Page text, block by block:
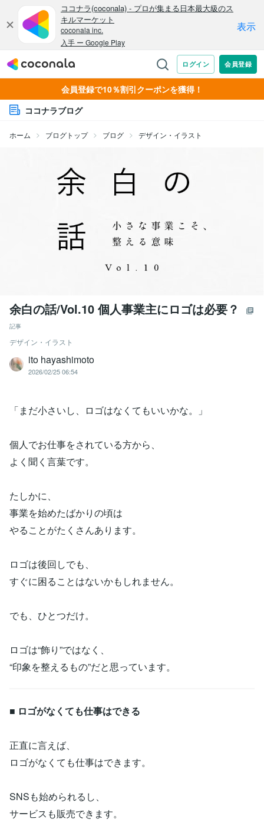
会員登録で10％割引クーポンを獲得！
ココナラブログ
ホーム ブログトップ ブログ デザイン・イラスト
余白の話/Vol.10 個人事業主にロゴは必要？
記事
デザイン・イラスト
ito hayashimoto
2026/02/25 06:54
「まだ小さいし、ロゴはなくてもいいかな。」
個人でお仕事をされている方から、
よく聞く言葉です。
たしかに、
事業を始めたばかりの頃は
やることがたくさんあります。
ロゴは後回しでも、
すぐに困ることはないかもしれません。
でも、ひとつだけ。
ロゴは“飾り”ではなく、
“印象を整えるもの”だと思っています。
■ ロゴがなくても仕事はできる
正直に言えば、
ロゴがなくても仕事はできます。
SNSも始められるし、
サービスも販売できます。